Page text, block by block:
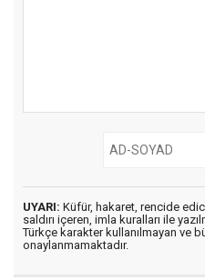
UYARI: Küfür, hakaret, rencide
saldırı içeren, imla kuralları ile
Türkçe karakter kullanılmayan ve
onaylanmamaktadır.